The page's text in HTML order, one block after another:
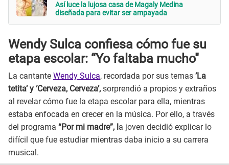
Así luce la lujosa casa de Magaly Medina
diseñada para evitar ser ampayada
Wendy Sulca confiesa cómo fue su
etapa escolar: “Yo faltaba mucho"
La cantante Wendy Sulca, recordada por sus temas ’La
tetita’ y ‘Cerveza, Cerveza’, sorprendió a propios y extraños
al revelar cómo fue la etapa escolar para ella, mientras
estaba enfocada en crecer en la música. Por ello, a través
del programa “Por mi madre”, l a joven decidió explicar lo
difícil que fue estudiar mientras daba inicio a su carrera
musical.